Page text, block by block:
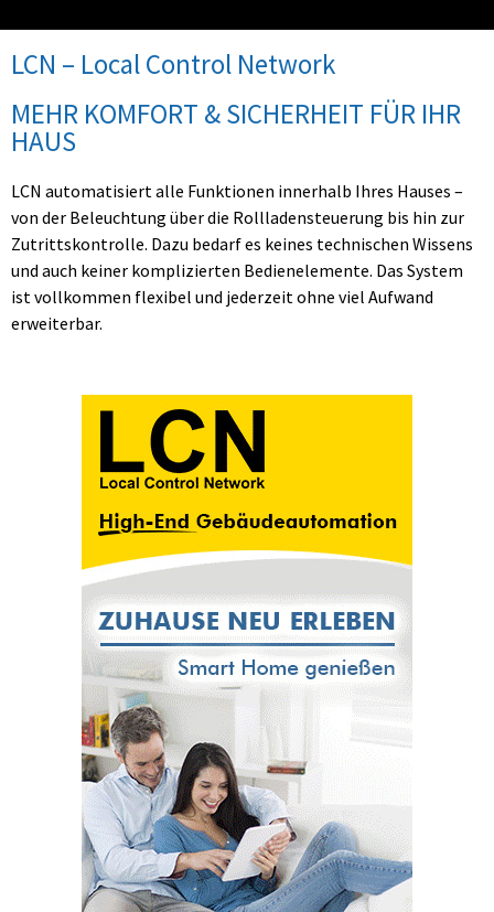
LCN – Local Control Network
MEHR KOMFORT & SICHERHEIT FÜR IHR
HAUS
LCN automatisiert alle Funktionen innerhalb Ihres Hauses –
von der Beleuchtung über die Rollladensteuerung bis hin zur
Zutrittskontrolle. Dazu bedarf es keines technischen Wissens
und auch keiner komplizierten Bedienelemente. Das System
ist vollkommen flexibel und jederzeit ohne viel Aufwand
erweiterbar.